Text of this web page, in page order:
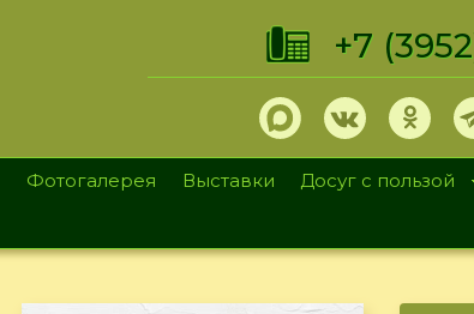
+7
Фотогалерея Выставки
Досуг с пользой